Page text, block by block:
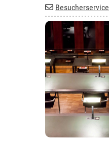
Besucherservice